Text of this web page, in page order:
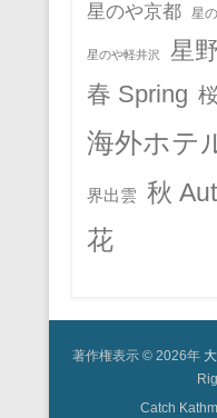
星のや京都 星
星のや軽井沢
星
春 Spring
海外ホテ
界出雲 秋
花
著作権表示 © 2026年
Catch